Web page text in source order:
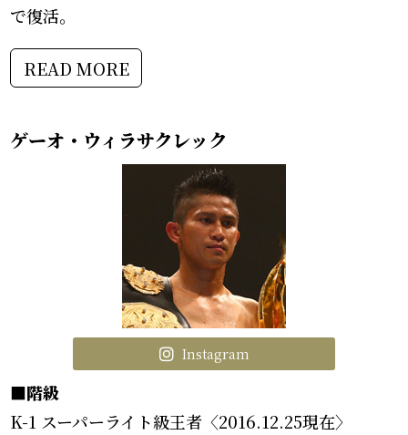
で復活。
READ MORE
ゲーオ・ウィラサクレック
Instagram
■階級
K-1 スーパーライト級王者〈2016.12.25現在〉